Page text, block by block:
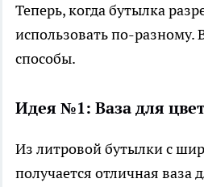
Теперь, когда бутылка
использовать по-
способы.
Идея №1: Ваза для
Из литровой бутылки с
получается отличная ваза